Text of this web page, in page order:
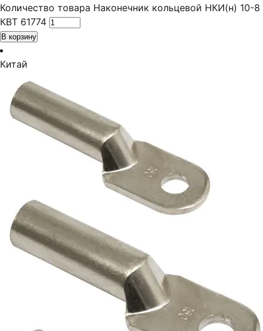
Количество товара Наконечник кольцевой НКИ(н) 10-8
КВТ 61774
В корзину
Китай